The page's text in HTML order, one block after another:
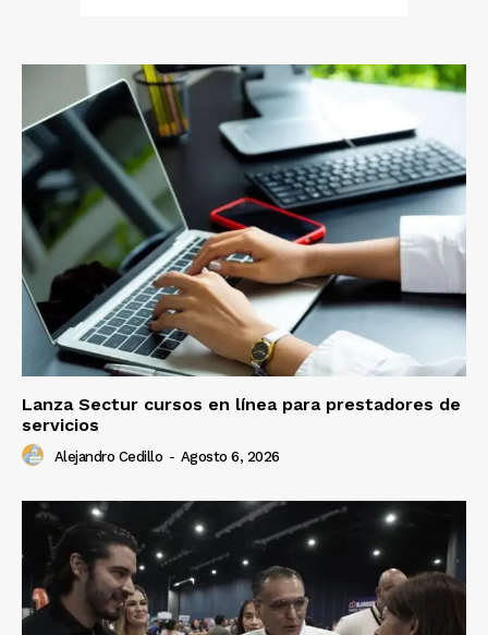
Lanza Sectur cursos en línea para prestadores de
servicios
Alejandro Cedillo - Agosto 6, 2026